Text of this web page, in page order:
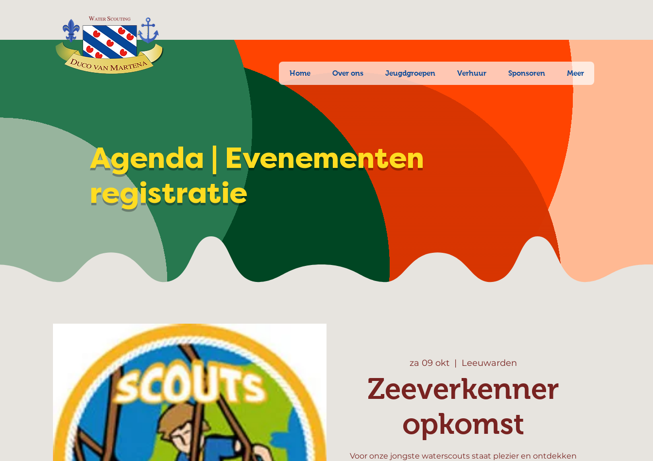
Home Over ons Jeugdgroepen Verhuur Sponsoren Meer
Agenda | Evenementen
registratie
za 09 okt
  |
Leeuwarden
Zeeverkenner
opkomst
Voor onze jongste waterscouts staat plezier en ontdekken